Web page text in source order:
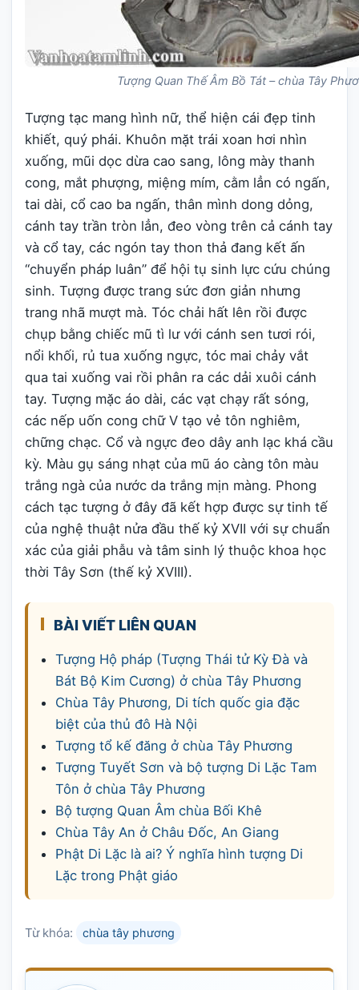
Tượng Quan Thế Âm Bồ Tát – chùa Tây
Tượng tạc mang hình nữ, thể hiện cái đẹp tinh
khiết, quý phái. Khuôn mặt trái xoan hơi nhìn
xuống, mũi dọc dừa cao sang, lông mày thanh
cong, mắt phượng, miệng mím, cằm lẳn có ngấn,
tai dài, cổ cao ba ngấn, thân mình dong dỏng,
cánh tay trần tròn lẳn, đeo vòng trên cả cánh tay
và cổ tay, các ngón tay thon thả đang kết ấn
“chuyển pháp luân” để hội tụ sinh lực cứu chúng
sinh. Tượng được trang sức đơn giản nhưng
trang nhã mượt mà. Tóc chải hất lên rồi được
chụp bằng chiếc mũ tì lư với cánh sen tươi rói,
nổi khối, rủ tua xuống ngực, tóc mai chảy vắt
qua tai xuống vai rồi phân ra các dải xuôi cánh
tay. Tượng mặc áo dài, các vạt chạy rất sóng,
các nếp uốn cong chữ V tạo vẻ tôn nghiêm,
chững chạc. Cổ và ngực đeo dây anh lạc khá cầu
kỳ. Màu gụ sáng nhạt của mũ áo càng tôn màu
trắng ngà của nước da trắng mịn màng. Phong
cách tạc tượng ở đây đã kết hợp được sự tinh tế
của nghệ thuật nửa đầu thế kỷ XVII với sự chuẩn
xác của giải phẫu và tâm sinh lý thuộc khoa học
thời Tây Sơn (thế kỷ XVIII).
BÀI VIẾT LIÊN QUAN
Tượng Hộ pháp (Tượng Thái tử Kỳ Đà và
Bát Bộ Kim Cương) ở chùa Tây Phương
Chùa Tây Phương, Di tích quốc gia đặc
biệt của thủ đô Hà Nội
Tượng tổ kế đăng ở chùa Tây Phương
Tượng Tuyết Sơn và bộ tượng Di Lặc Tam
Tôn ở chùa Tây Phương
Bộ tượng Quan Âm chùa Bối Khê
Chùa Tây An ở Châu Đốc, An Giang
Phật Di Lặc là ai? Ý nghĩa hình tượng Di
Lặc trong Phật giáo
Từ khóa: chùa tây phương